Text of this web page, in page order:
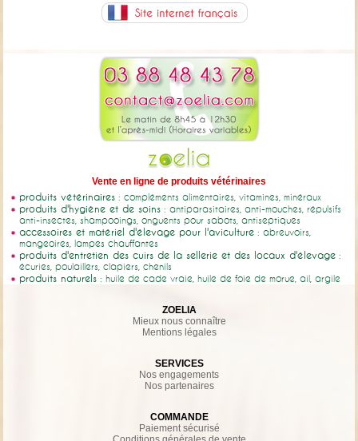
Ajouter au panier
Vente en ligne de produits vétérinaires
produits vétérinaires : compléments alimentaires, vitamines, minéraux
produits d'hygiène et de soins : antiparasitaires, anti-mouches, répulsifs
anti-insectes, shampooings, onguents pour sabots, antiseptiques
accessoires et matériel d'élevage pour l'aviculture : abreuvoirs,
mangeoires, lampes chauffantes
produits d'entretien des cuirs de la sellerie et des locaux d'élevage :
écuries, poulaillers, clapiers, chenils
produits naturels : huile de cade vraie, huile de foie de morue, ail, argile
ZOELIA
Mieux nous connaître
Mentions légales
SERVICES
Nos engagements
Nos partenaires
COMMANDE
Paiement sécurisé